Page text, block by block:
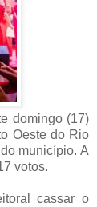
domingo (17)
Oeste do Rio
município. A
votos.
cassar o